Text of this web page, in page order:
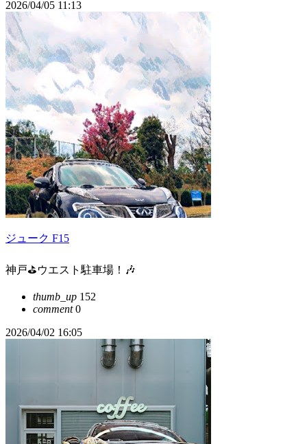
2026/04/05 11:13
ジューク F15
神戸⛳ウエスト駐車場！🎶
thumb_up 152
comment0
2026/04/02 16:05